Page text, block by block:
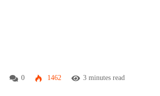
0 1462 3 minutes read